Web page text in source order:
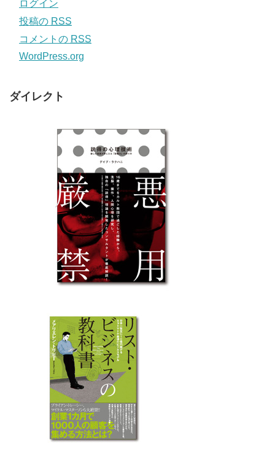
ログイン
投稿の RSS
コメントの RSS
WordPress.org
ダイレクト